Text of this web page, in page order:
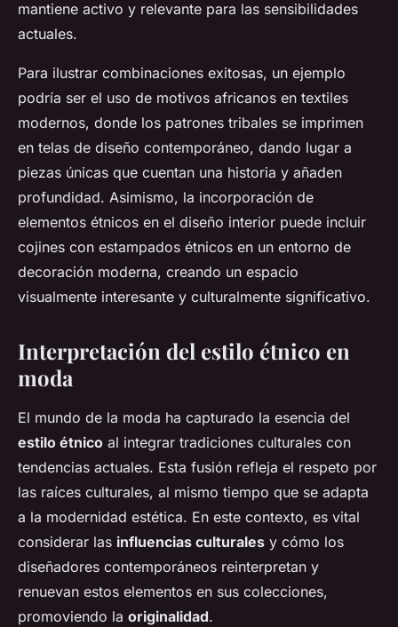
mantiene activo y relevante para las sensibilidades
actuales.
Para ilustrar combinaciones exitosas, un ejemplo
podría ser el uso de motivos africanos en textiles
modernos, donde los patrones tribales se imprimen
en telas de diseño contemporáneo, dando lugar a
piezas únicas que cuentan una historia y añaden
profundidad. Asimismo, la incorporación de
elementos étnicos en el diseño interior puede incluir
cojines con estampados étnicos en un entorno de
decoración moderna, creando un espacio
visualmente interesante y culturalmente significativo.
Interpretación del estilo étnico en
moda
El mundo de la moda ha capturado la esencia del
estilo étnico al integrar tradiciones culturales con
tendencias actuales. Esta fusión refleja el respeto por
las raíces culturales, al mismo tiempo que se adapta
a la modernidad estética. En este contexto, es vital
considerar las influencias culturales y cómo los
diseñadores contemporáneos reinterpretan y
renuevan estos elementos en sus colecciones,
promoviendo la originalidad.